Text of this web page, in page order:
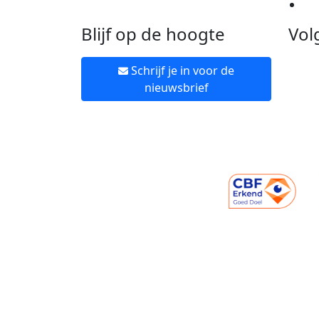
Blijf op de hoogte
Schrijf je in voor de
nieuwsbrief